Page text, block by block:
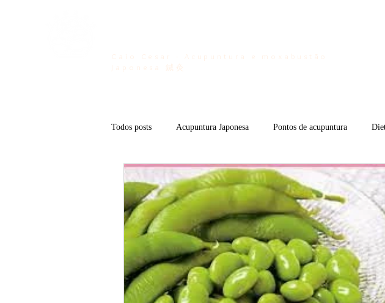
Caio Cesar - Acupuntura e moxabustão
Japonesa 鍼灸
Todos posts Acupuntura Japonesa Pontos de acupuntura
Acupuntura Esportiva Kan no Mushi Moxabustão